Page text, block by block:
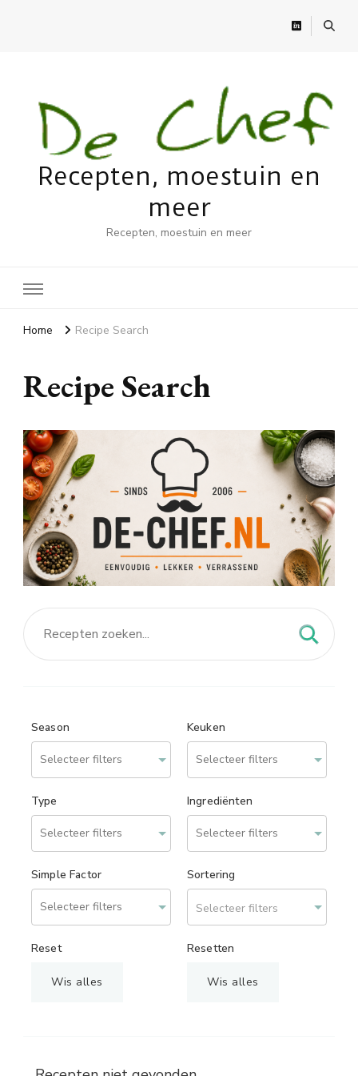
Recepten, moestuin en
meer
Recepten, moestuin en meer
Home Recipe Search
Recipe Search
Season Keuken
Type Ingrediënten
Simple Factor Sortering
Selecteer filters
Reset
Wis alles
Resetten
Wis alles